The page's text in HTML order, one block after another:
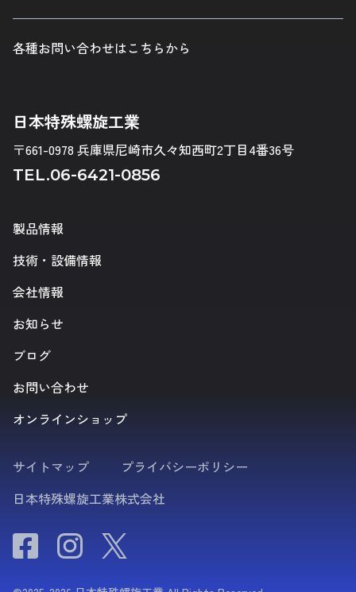
各種お問い合わせはこちらから
日本特殊螺旋工業
〒661-0978 兵庫県尼崎市久々知西町2丁目4番36号
TEL.06-6421-0856
製品情報
技術・設備情報
会社情報
お知らせ
ブログ
お問い合わせ
オンラインショップ
サイトマップ
プライバシーポリシー
日本特殊螺旋工業株式会社